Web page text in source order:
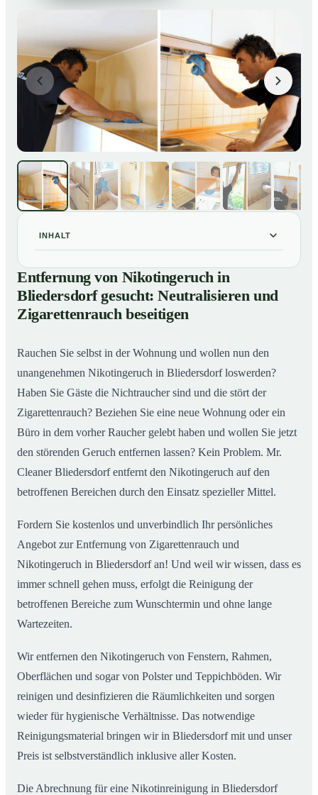
INHALT
01 Entfernung von Nikotingeruch in Bliedersdorf gesucht:
Neutralisieren und Zigarettenrauch beseitigen
So entfernen wir Nikotingeruch in Bliedersdorf
nachhaltig
Entfernung von Nikotingeruch in
Bliedersdorf gesucht: Neutralisieren und
Zigarettenrauch beseitigen
Rauchen Sie selbst in der Wohnung und wollen nun den
unangenehmen Nikotingeruch in Bliedersdorf loswerden?
Haben Sie Gäste die Nichtraucher sind und die stört der
Zigarettenrauch? Beziehen Sie eine neue Wohnung oder ein
Büro in dem vorher Raucher gelebt haben und wollen Sie jetzt
den störenden Geruch entfernen lassen? Kein Problem. Mr.
Cleaner Bliedersdorf entfernt den Nikotingeruch auf den
betroffenen Bereichen durch den Einsatz spezieller Mittel.
Fordern Sie kostenlos und unverbindlich Ihr persönliches
Angebot zur Entfernung von Zigarettenrauch und
Nikotingeruch in Bliedersdorf an! Und weil wir wissen, dass es
immer schnell gehen muss, erfolgt die Reinigung der
betroffenen Bereiche zum Wunschtermin und ohne lange
Wartezeiten.
Wir entfernen den Nikotingeruch von Fenstern, Rahmen,
Oberflächen und sogar von Polster und Teppichböden. Wir
reinigen und desinfizieren die Räumlichkeiten und sorgen
wieder für hygienische Verhältnisse. Das notwendige
Reinigungsmaterial bringen wir in Bliedersdorf mit und unser
Preis ist selbstverständlich inklusive aller Kosten.
Die Abrechnung für eine Nikotinreinigung in Bliedersdorf